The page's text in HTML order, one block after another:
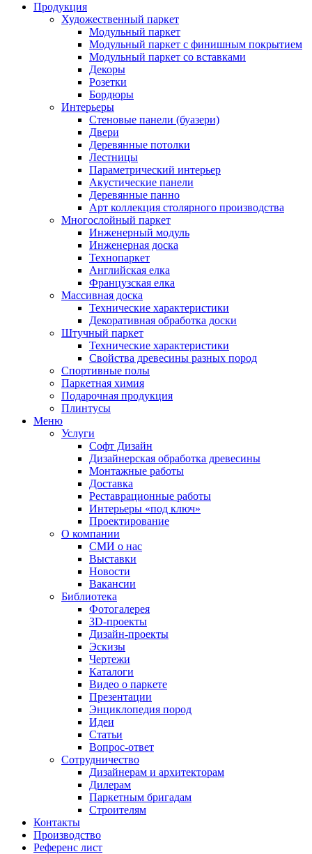
Продукция
Художественный паркет
Модульный паркет
Модульный паркет с финишным покрытием
Модульный паркет со вставками
Декоры
Розетки
Бордюры
Интерьеры
Стеновые панели (буазери)
Двери
Деревянные потолки
Лестницы
Параметрический интерьер
Акустические панели
Деревянные панно
Арт коллекция столярного производства
Многослойный паркет
Инженерный модуль
Инженерная доска
Технопаркет
Английская елка
Французская елка
Массивная доска
Технические характеристики
Декоративная обработка доски
Штучный паркет
Технические характеристики
Свойства древесины разных пород
Спортивные полы
Паркетная химия
Подарочная продукция
Плинтусы
Меню
Услуги
Софт Дизайн
Дизайнерская обработка древесины
Монтажные работы
Доставка
Реставрационные работы
Интерьеры «под ключ»
Проектирование
О компании
СМИ о нас
Выставки
Новости
Вакансии
Библиотека
Фотогалерея
3D-проекты
Дизайн-проекты
Эскизы
Чертежи
Каталоги
Видео о паркете
Презентации
Энциклопедия пород
Идеи
Статьи
Вопрос-ответ
Сотрудничество
Дизайнерам и архитекторам
Дилерам
Паркетным бригадам
Строителям
Контакты
Производство
Референс лист